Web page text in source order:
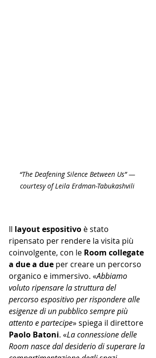
“The Deafening Silence Between Us” —
courtesy of Leila Erdman-Tabukashvili
Il layout espositivo è stato
ripensato per rendere la visita più
coinvolgente, con le Room collegate
a due a due per creare un percorso
organico e immersivo. «Abbiamo
voluto ripensare la struttura del
percorso espositivo per rispondere alle
esigenze di un pubblico sempre più
attento e partecipe» spiega il direttore
Paolo Batoni. «La connessione delle
Room nasce dal desiderio di superare la